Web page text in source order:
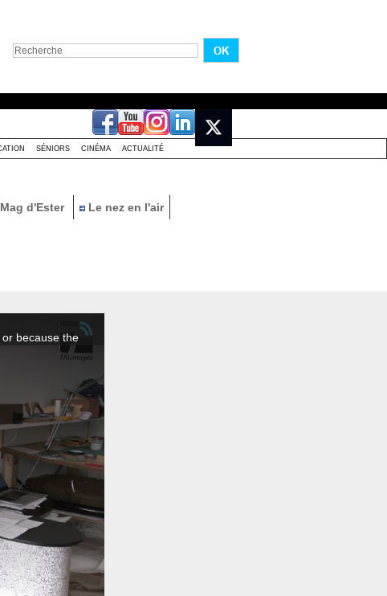
SÉNIORS CINÉMA ACTUALITÉ
d'Ester Le nez en l'air